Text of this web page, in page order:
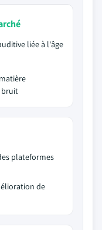
liée à l'âge
bruit
plateformes
de